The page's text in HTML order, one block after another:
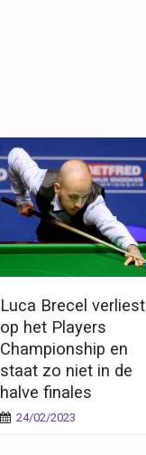
Luca Brecel verliest
op het Players
Championship en
staat zo niet in de
halve finales
24/02/2023